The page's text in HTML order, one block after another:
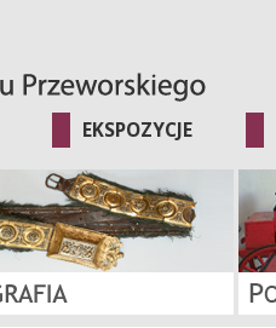
EKSPOZYCJE